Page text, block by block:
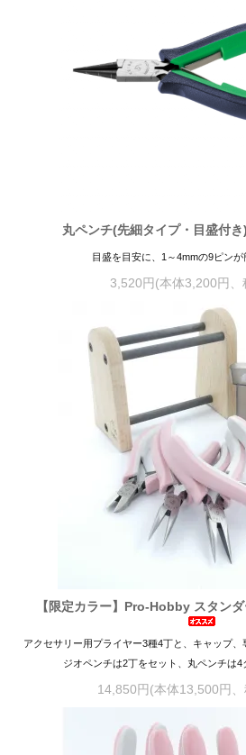
丸ペンチ(先細タイプ・目盛付
目盛を目安に、1～4mmの9ピン
3,520円(本体3,200円、
【限定カラー】Pro-Hobby スタン
アクセサリー用プライヤー3種4丁と、キャップ
ジオペンチは2丁をセット、丸ペンチは4
14,850円(本体13,500円